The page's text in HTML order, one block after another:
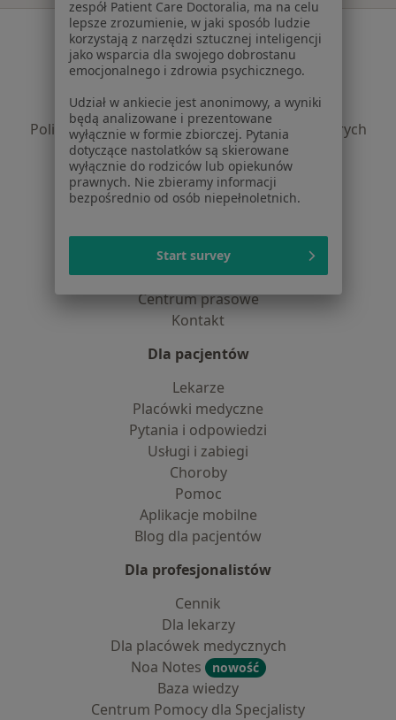
Serwis
Regulamin
Polityka prywatności profesjonalistów
Polityka prywatności dla profesjonalistów, których
dane pozyskaliśmy samodzielnie
Polityka cookies
Jak działają wyniki wyszukiwania
O nas
Praca Rekrutujemy!
Partnerzy
Centrum prasowe
Kontakt
Dla pacjentów
Lekarze
Placówki medyczne
Pytania i odpowiedzi
Usługi i zabiegi
Choroby
Pomoc
Aplikacje mobilne
Blog dla pacjentów
Dla profesjonalistów
Cennik
Dla lekarzy
Dla placówek medycznych
Noa Notes
nowość
Baza wiedzy
Centrum Pomocy dla Specjalisty
zespół Patient Care Doctoralia, ma na celu
lepsze zrozumienie, w jaki sposób ludzie
korzystają z narzędzi sztucznej inteligencji
jako wsparcia dla swojego dobrostanu
emocjonalnego i zdrowia psychicznego.
Udział w ankiecie jest anonimowy, a wyniki
będą analizowane i prezentowane
wyłącznie w formie zbiorczej. Pytania
dotyczące nastolatków są skierowane
wyłącznie do rodziców lub opiekunów
prawnych. Nie zbieramy informacji
bezpośrednio od osób niepełnoletnich.
Start survey